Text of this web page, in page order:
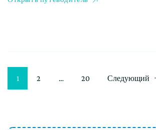
Пагинация
Страница
1 Страница
2 … Страница
20 Следующий